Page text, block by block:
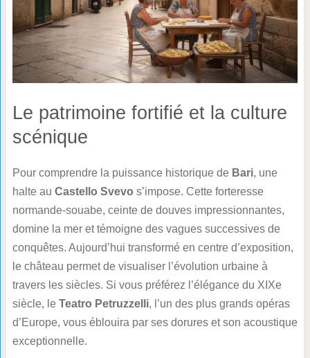
Le patrimoine fortifié et la culture
scénique
Pour comprendre la puissance historique de Bari, une
halte au Castello Svevo s’impose. Cette forteresse
normande-souabe, ceinte de douves impressionnantes,
domine la mer et témoigne des vagues successives de
conquêtes. Aujourd’hui transformé en centre d’exposition,
le château permet de visualiser l’évolution urbaine à
travers les siècles. Si vous préférez l’élégance du XIXe
siècle, le Teatro Petruzzelli, l’un des plus grands opéras
d’Europe, vous éblouira par ses dorures et son acoustique
exceptionnelle.